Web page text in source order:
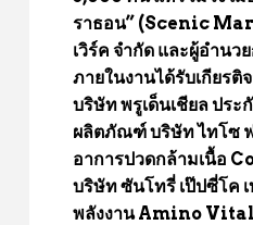
ราธอน” (Scenic
เวิร์ค จำกัด และผู้อำนว
ภายในงานได้รับเกียร
บริษัท พรูเด็นเชียล ปร
ผลิตภัณฑ์ บริษัท ไทโซ
อาการปวดกล้ามเนื้อ
บริษัท ซันโทรี่ เป๊ปซี่โค
พลังงาน Amino